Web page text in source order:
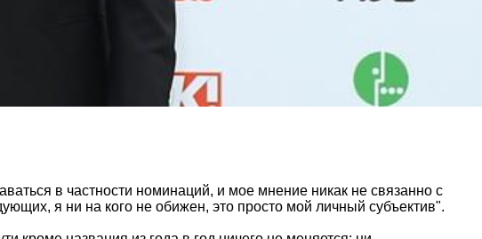
в частности номинаций, и мое мнение никак не связанно с
я ни на кого не обижен, это просто мой личный субъектив".